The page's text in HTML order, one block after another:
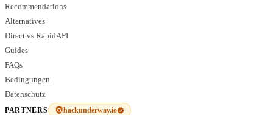
Recommendations
Alternatives
Direct vs RapidAPI
Guides
FAQs
Bedingungen
Datenschutz
PARTNERS hackunderway.io